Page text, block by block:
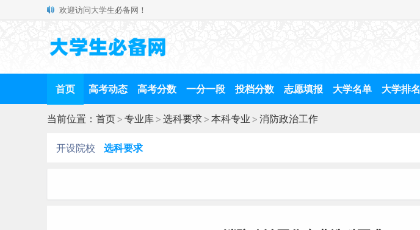
欢迎访问大学生必备网！
首页 高考动态 高考分数 一分一段 投档分数 志愿填报 大学名单 大学排名
当前位置： 首页> 专业库> 选科要求> 本科专业 > 消防政治工作
开设院校 选科要求